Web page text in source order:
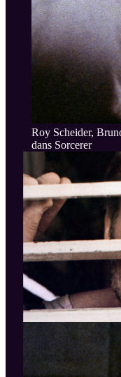
Roy Scheider,
dans Sorcerer